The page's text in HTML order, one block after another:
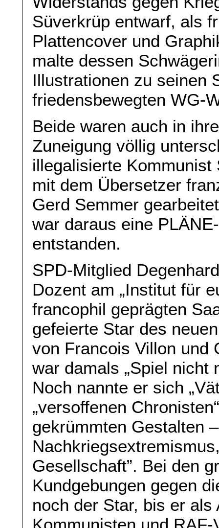
Süverkrüp entwarf, als
Plattencover und
malte dessen
Illustrationen zu seinen
friedensbewegten WG-
Beide waren auch in
Zuneigung völlig
illegalisierte
mit dem Übersetzer
Gerd Semmer
war daraus eine
entstanden.
SPD-Mitglied
Dozent am „Institut für
francophil geprägten
gefeierte Star des
von Francois Villon und
war damals „Spiel nicht
Noch nannte er sich
„versoffenen
gekrümmten Gestalten
Gesellschaft”. Bei den
Kundgebungen gegen
noch der Star, bis er als